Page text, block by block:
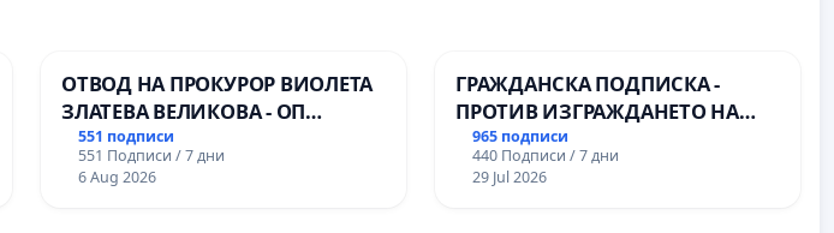
ОТВОД НА ПРОКУРОР ВИОЛЕТА
ЗЛАТЕВА ВЕЛИКОВА - ОП
ДОБРИЧ
551 подписи
551 Подписи / 7 дни
6 Aug 2026
ГРАЖДАНСКА ПОДПИСКА -
ПРОТИВ ИЗГРАЖДАНЕТО НА
ВЪЖЕНА ЛИНИЯ (ЛИФТ) НА
ТЕРИТОРИЯТА НА ПРИРОДНА
ЗАБЕЛЕЖИТЕЛНОСТ „ХЪЛМ НА
965 подписи
440 Подписи / 7 дни
29 Jul 2026